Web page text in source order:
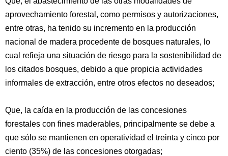
aprovechamiento forestal, como permisos y autorizaciones,
entre otras, ha tenido su incremento en la producción
nacional de madera procedente de bosques naturales, lo
cual refieja una situación de riesgo para la sostenibilidad de
los citados bosques, debido a que propicia actividades
informales de extracción, entre otros efectos no deseados;
Que, la caída en la producción de las concesiones
forestales con fines maderables, principalmente se debe a
que sólo se mantienen en operatividad el treinta y cinco por
ciento (35%) de las concesiones otorgadas;